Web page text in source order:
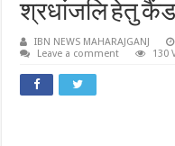
श्रधांजलि हेतु
IBN NEWS MAHARAJGANJ
Leave a comment
130